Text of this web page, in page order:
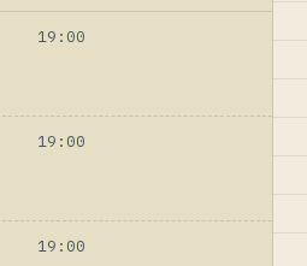
19:00
19:00
19:00